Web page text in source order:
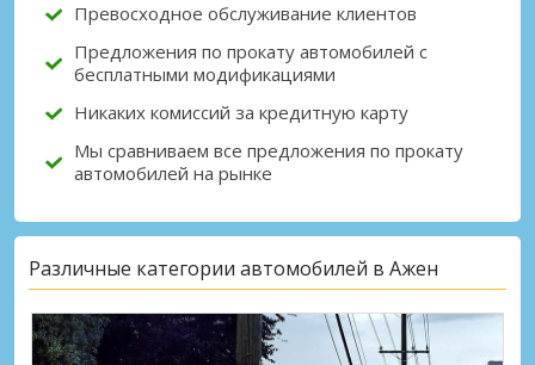
Превосходное обслуживание клиентов
Предложения по прокату автомобилей с
бесплатными модификациями
Никаких комиссий за кредитную карту
Мы сравниваем все предложения по прокату
автомобилей на рынке
Различные категории автомобилей в Ажен